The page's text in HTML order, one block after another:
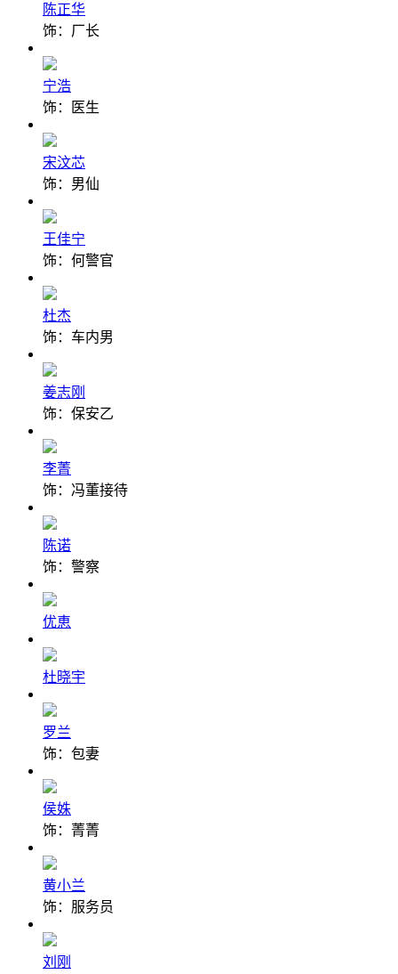
陈正华
饰：厂长
宁浩
饰：医生
宋汶芯
饰：男仙
王佳宁
饰：何警官
杜杰
饰：车内男
姜志刚
饰：保安乙
李菁
饰：冯董接待
陈诺
饰：警察
优恵
杜晓宇
罗兰
饰：包妻
侯姝
饰：菁菁
黄小兰
饰：服务员
刘刚